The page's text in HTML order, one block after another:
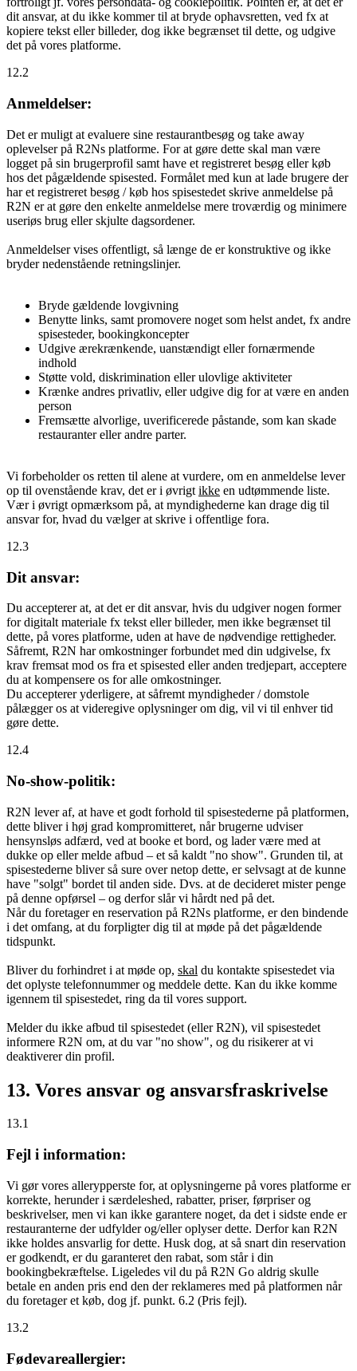
dit ansvar, at du ikke kommer til at bryde ophavsretten, ved fx at
kopiere tekst eller billeder, dog ikke begrænset til dette, og udgive
det på vores platforme.
12.2
Anmeldelser:
Det er muligt at evaluere sine restaurantbesøg og take away
oplevelser på R2Ns platforme. For at gøre dette skal man være
logget på sin brugerprofil samt have et registreret besøg eller køb
hos det pågældende spisested. Formålet med kun at lade brugere der
har et registreret besøg / køb hos spisestedet skrive anmeldelse på
R2N er at gøre den enkelte anmeldelse mere troværdig og minimere
useriøs brug eller skjulte dagsordener.
Anmeldelser vises offentligt, så længe de er konstruktive og ikke
bryder nedenstående retningslinjer.
Bryde gældende lovgivning
Benytte links, samt promovere noget som helst andet, fx andre
spisesteder, bookingkoncepter
Udgive ærekrænkende, uanstændigt eller fornærmende
indhold
Støtte vold, diskrimination eller ulovlige aktiviteter
Krænke andres privatliv, eller udgive dig for at være en anden
person
Fremsætte alvorlige, uverificerede påstande, som kan skade
restauranter eller andre parter.
Vi forbeholder os retten til alene at vurdere, om en anmeldelse lever
op til ovenstående krav, det er i øvrigt ikke en udtømmende liste.
Vær i øvrigt opmærksom på, at myndighederne kan drage dig til
ansvar for, hvad du vælger at skrive i offentlige fora.
12.3
Dit ansvar:
Du accepterer at, at det er dit ansvar, hvis du udgiver nogen former
for digitalt materiale fx tekst eller billeder, men ikke begrænset til
dette, på vores platforme, uden at have de nødvendige rettigheder.
Såfremt, R2N har omkostninger forbundet med din udgivelse, fx
krav fremsat mod os fra et spisested eller anden tredjepart, acceptere
du at kompensere os for alle omkostninger.
Du accepterer yderligere, at såfremt myndigheder / domstole
pålægger os at videregive oplysninger om dig, vil vi til enhver tid
gøre dette.
12.4
No-show-politik:
R2N lever af, at have et godt forhold til spisestederne på platformen,
dette bliver i høj grad kompromitteret, når brugerne udviser
hensynsløs adfærd, ved at booke et bord, og lader være med at
dukke op eller melde afbud – et så kaldt "no show". Grunden til, at
spisestederne bliver så sure over netop dette, er selvsagt at de kunne
have "solgt" bordet til anden side. Dvs. at de decideret mister penge
på denne opførsel – og derfor slår vi hårdt ned på det.
Når du foretager en reservation på R2Ns platforme, er den bindende
i det omfang, at du forpligter dig til at møde på det pågældende
tidspunkt.
Bliver du forhindret i at møde op, skal du kontakte spisestedet via
det oplyste telefonnummer og meddele dette. Kan du ikke komme
igennem til spisestedet, ring da til vores support.
Melder du ikke afbud til spisestedet (eller R2N), vil spisestedet
informere R2N om, at du var "no show", og du risikerer at vi
deaktiverer din profil.
13. Vores ansvar og ansvarsfraskrivelse
13.1
Fejl i information:
Vi gør vores allerypperste for, at oplysningerne på vores platforme er
korrekte, herunder i særdeleshed, rabatter, priser, førpriser og
beskrivelser, men vi kan ikke garantere noget, da det i sidste ende er
restauranterne der udfylder og/eller oplyser dette. Derfor kan R2N
ikke holdes ansvarlig for dette. Husk dog, at så snart din reservation
er godkendt, er du garanteret den rabat, som står i din
bookingbekræftelse. Ligeledes vil du på R2N Go aldrig skulle
betale en anden pris end den der reklameres med på platformen når
du foretager et køb, dog jf. punkt. 6.2 (Pris fejl).
13.2
Fødevareallergier: